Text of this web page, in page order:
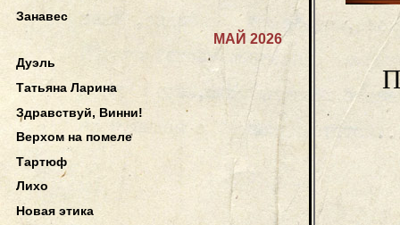
Занавес
МАЙ 2026
Дуэль
Татьяна Ларина
Здравствуй, Винни!
Верхом на помеле
Тартюф
Лихо
Новая этика